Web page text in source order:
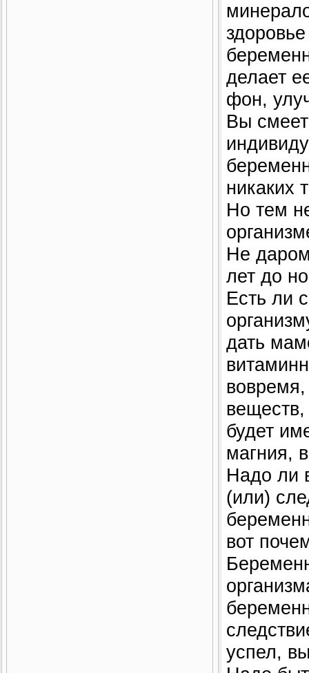
делает
фон,
Вы
никаких
Но тем
Не
лет до
Есть ли
дать
вовремя,
будет
магния,
Надо ли
(или)
вот
успел,